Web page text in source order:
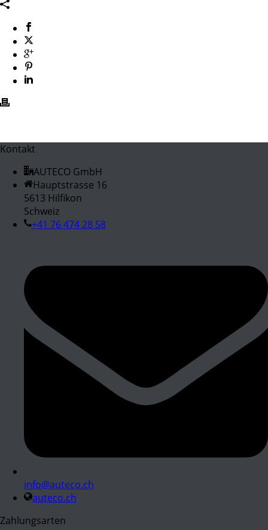
Kontakt
AUTECO GmbH
Hauptstrasse 16
5613 Hilfikon
Schweiz
+41 76 474 28 58
info@auteco.ch
auteco.ch
Zahlungsarten